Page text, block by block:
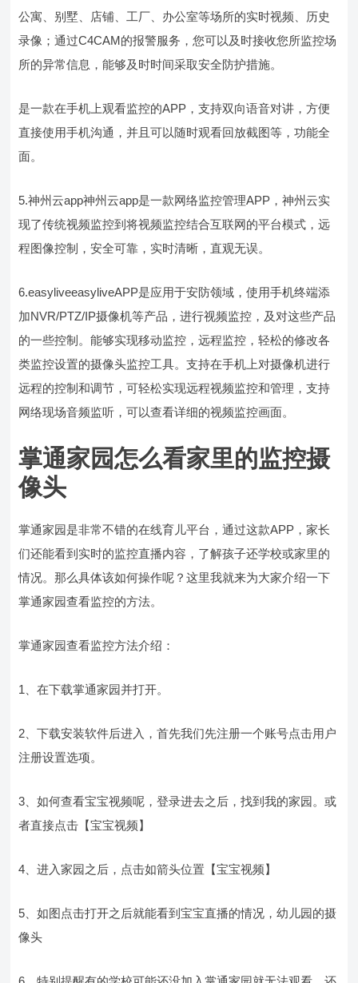
公寓、别墅、店铺、工厂、办公室等场所的实时视频、历史
录像；通过C4CAM的报警服务，您可以及时接收您所监控场
所的异常信息，能够及时时间采取安全防护措施。
是一款在手机上观看监控的APP，支持双向语音对讲，方便
直接使用手机沟通，并且可以随时观看回放截图等，功能全
面。
5.神州云app神州云app是一款网络监控管理APP，神州云实
现了传统视频监控到将视频监控结合互联网的平台模式，远
程图像控制，安全可靠，实时清晰，直观无误。
6.easyliveeasyliveAPP是应用于安防领域，使用手机终端添
加NVR/PTZ/IP摄像机等产品，进行视频监控，及对这些产品
的一些控制。能够实现移动监控，远程监控，轻松的修改各
类监控设置的摄像头监控工具。支持在手机上对摄像机进行
远程的控制和调节，可轻松实现远程视频监控和管理，支持
网络现场音频监听，可以查看详细的视频监控画面。
掌通家园怎么看家里的监控摄
像头
掌通家园是非常不错的在线育儿平台，通过这款APP，家长
们还能看到实时的监控直播内容，了解孩子还学校或家里的
情况。那么具体该如何操作呢？这里我就来为大家介绍一下
掌通家园查看监控的方法。
掌通家园查看监控方法介绍：
1、在下载掌通家园并打开。
2、下载安装软件后进入，首先我们先注册一个账号点击用户
注册设置选项。
3、如何查看宝宝视频呢，登录进去之后，找到我的家园。或
者直接点击【宝宝视频】
4、进入家园之后，点击如箭头位置【宝宝视频】
5、如图点击打开之后就能看到宝宝直播的情况，幼儿园的摄
像头